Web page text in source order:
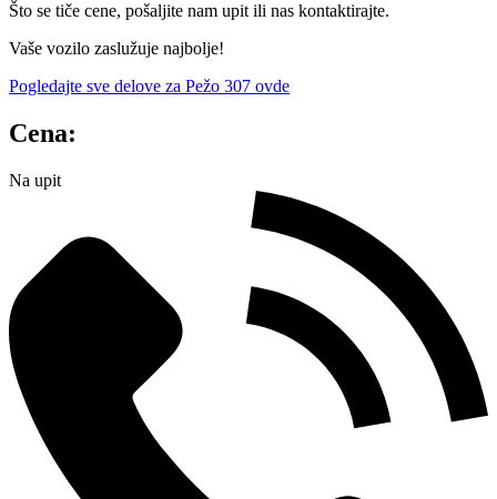
Što se tiče cene, pošaljite nam upit ili nas kontaktirajte.
Vaše vozilo zaslužuje najbolje!
Pogledajte sve delove za Pežo 307 ovde
Cena:
Na upit